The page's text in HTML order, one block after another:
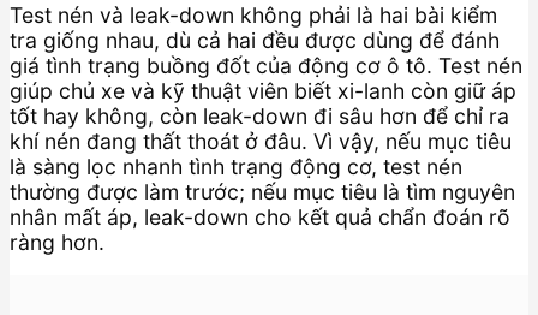
Test nén và leak-down không phải là hai bài kiểm
tra giống nhau, dù cả hai đều được dùng để đánh
giá tình trạng buồng đốt của động cơ ô tô. Test nén
giúp chủ xe và kỹ thuật viên biết xi-lanh còn giữ áp
tốt hay không, còn leak-down đi sâu hơn để chỉ ra
khí nén đang thất thoát ở đâu. Vì vậy, nếu mục tiêu
là sàng lọc nhanh tình trạng động cơ, test nén
thường được làm trước; nếu mục tiêu là tìm nguyên
nhân mất áp, leak-down cho kết quả chẩn đoán rõ
ràng hơn.